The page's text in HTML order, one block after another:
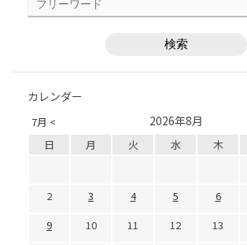
カレンダー
7月 < 2026年8月
日 月 火 水 木
2
3 4 5 6
9
10 11 12 13